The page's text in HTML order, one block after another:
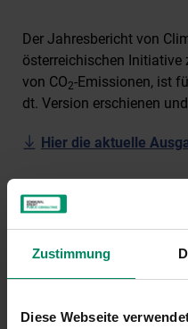
Zustimmung
Diese Webseite
Der Jahresbericht von
österreichischen
von CO2-Emissionen, ist
dt. Version erschienen
Hier die aktuelle
ZURÜCK ZU ALLEN
Shortlink